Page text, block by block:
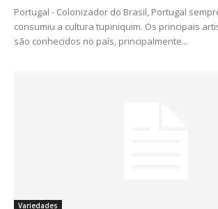
Portugal - Colonizador do Brasil, Portugal
consumiu a cultura tupiniquim. Os principais
são conhecidos no país, principalmente...
Variedades